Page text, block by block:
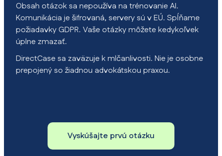
Obsah otázok sa nepoužíva na trénovanie AI.
Komunikácia je šifrovaná, servery sú v EÚ. Spĺňame
požiadavky GDPR. Vaše otázky môžete kedykoľvek
úplne zmazať.
DirectCase sa zaväzuje k mlčanlivosti. Nie je osobne
prepojený so žiadnou advokátskou praxou.
Vyskúšajte prvú otázku